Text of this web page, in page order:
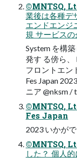
©MNTSQ,
業後は各種デ
エンドエンジ
規 サービス
System を構
発す る傍ら、
フロントエン
Fes Japan
ニア @nksm /
©MNTSQ,
Fes Japan
2023 いかが
©MNTSQ,
した？ 個人